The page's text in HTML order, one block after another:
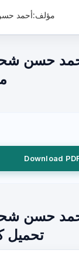
مؤلف:أحمد حسن
حسن
Download
حسن
تحميل